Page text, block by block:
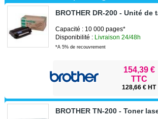
BROTHER DR-200 - Unité
Capacité : 10 000 pages*
Disponibilité : Livraison 24/48h
*A 5% de recouvrement
154,39 €
TTC
128,66 € HT
BROTHER TN-200 - Toner